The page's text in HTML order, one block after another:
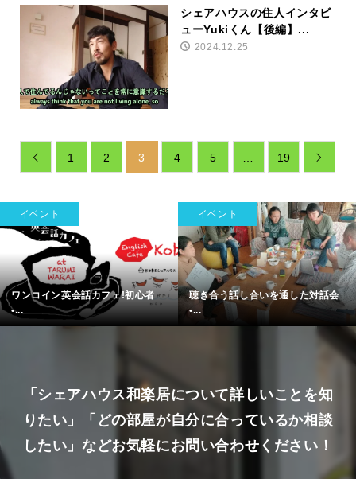
シェアハウスの住人インタビ
ューYukiくん【後編】...
2024.12.25
 1 2 3 4 5 19 
イベント
ワンコイン英会話カフェ!初心者
•...
イベント
聴き合う話し合いを通した対話会
•...
「シェアハウス和楽居について詳しいことを知
りたい」
「どの部屋が自分に合っているか相談
したい」などお気軽にお問い合わせください！